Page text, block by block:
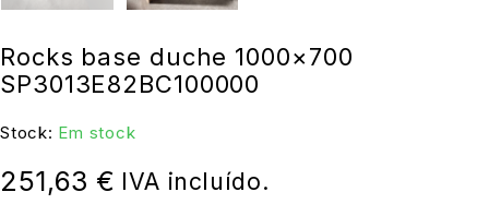
Rocks base duche 1000×700
SP3013E82BC100000
Stock: Em stock
251,63 € IVA incluído.